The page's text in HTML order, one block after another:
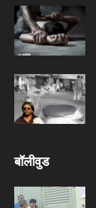
बॉलीवुड